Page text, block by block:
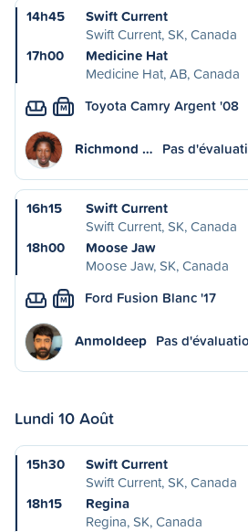
14h45
Swift Current
Swift Current, SK, Canada
17h00
Medicine Hat
Medicine Hat, AB, Canada
M Toyota Camry Argent '08
Richmond … Pas
16h15
Swift Current
Swift Current, SK, Canada
18h00
Moose Jaw
Moose Jaw, SK, Canada
M Ford Fusion Blanc '17
Anmoldeep Pas
Lundi 10 Août
15h30
Swift Current
Swift Current, SK, Canada
18h15
Regina
Regina, SK, Canada